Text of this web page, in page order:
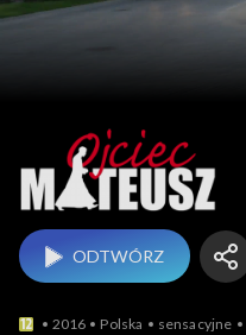
ODTWÓRZ
2016 Polska sensacyjne